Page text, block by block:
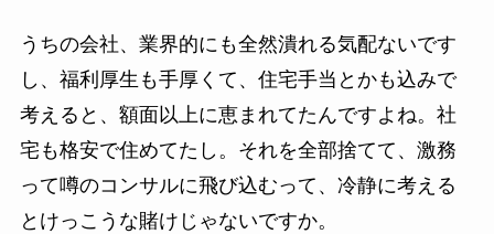
うちの会社、業界的にも全然潰れる気配ないです
し、福利厚生も手厚くて、住宅手当とかも込みで
考えると、額面以上に恵まれてたんですよね。社
宅も格安で住めてたし。それを全部捨てて、激務
って噂のコンサルに飛び込むって、冷静に考える
とけっこうな賭けじゃないですか。